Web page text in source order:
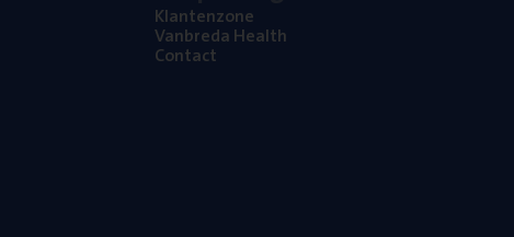
Klan­ten­zo­ne
Van­b­re­da Health
Con­tact